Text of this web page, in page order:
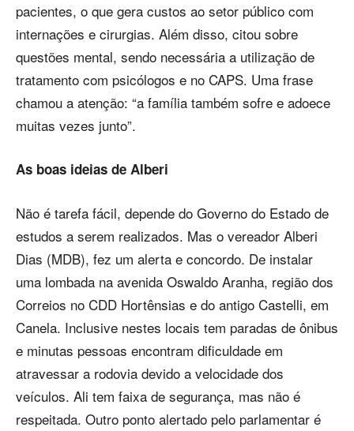
pacientes, o que gera custos ao setor público com
internações e cirurgias. Além disso, citou sobre
questões mental, sendo necessária a utilização de
tratamento com psicólogos e no CAPS. Uma frase
chamou a atenção: “a família também sofre e adoece
muitas vezes junto”.
As boas ideias de Alberi
Não é tarefa fácil, depende do Governo do Estado de
estudos a serem realizados. Mas o vereador Alberi
Dias (MDB), fez um alerta e concordo. De instalar
uma lombada na avenida Oswaldo Aranha, região dos
Correios no CDD Hortênsias e do antigo Castelli, em
Canela. Inclusive nestes locais tem paradas de ônibus
e minutas pessoas encontram dificuldade em
atravessar a rodovia devido a velocidade dos
veículos. Ali tem faixa de segurança, mas não é
respeitada. Outro ponto alertado pelo parlamentar é